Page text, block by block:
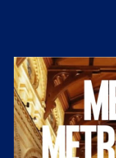
Università di